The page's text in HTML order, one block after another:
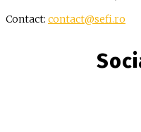
Contact: contact@sefi.ro